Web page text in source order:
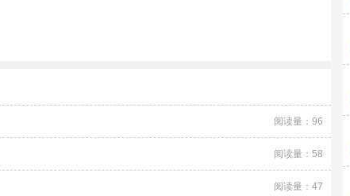
阅读量：96
阅读量：58
阅读量：47